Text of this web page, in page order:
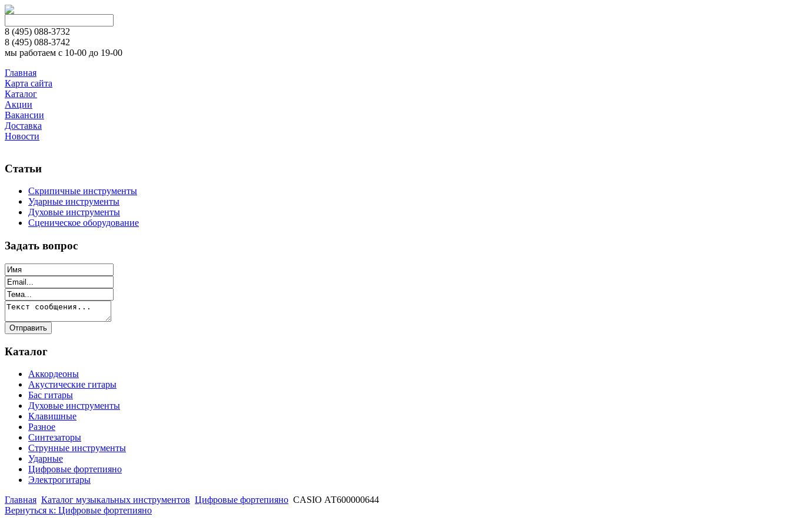
8 (495) 088-3732
8 (495) 088-3742
мы работаем с 10-00 до 19-00
Главная
Карта сайта
Каталог
Акции
Вакансии
Доставка
Новости
Статьи
Скрипичные инструменты
Ударные инструменты
Духовые инструменты
Сценическое оборудование
Задать вопрос
Каталог
Аккордеоны
Акустические гитары
Бас гитары
Духовые инструменты
Клавишные
Разное
Синтезаторы
Струнные инструменты
Ударные
Цифровые фортепияно
Электрогитары
Главная Каталог музыкальных инструментов Цифровые фортепияно CASIO АТ600000644
Вернуться к: Цифровые фортепияно